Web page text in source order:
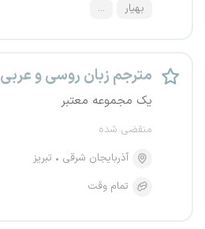
بهیار
...
مترجم زبان روسی و عربی
یک مجموعه معتبر
منقضی شده
آذربایجان شرقی
تبریز
تمام وقت